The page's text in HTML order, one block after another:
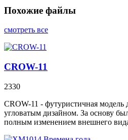
Похожие файлы
смотреть все
CROW-11
2330
CROW-11 - футуристичная
угловатым дизайном. За основу
полным изменением внешнего